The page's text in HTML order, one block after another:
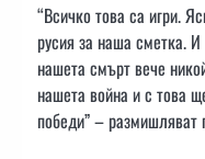
“Всичко това са игри.
русия за наша сметка.
нашета смърт вече
нашета война и с това
победи” – размишляват